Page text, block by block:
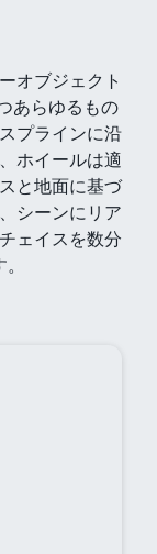
オブジェクト
あらゆるもの
プラインに沿
ホイールは適
と地面に基づ
シーンにリア
ェイスを数分